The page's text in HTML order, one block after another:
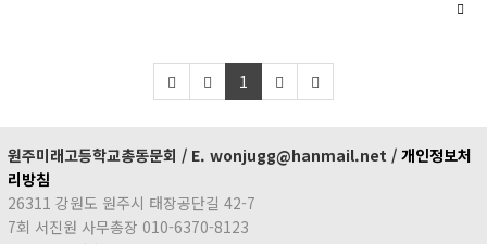
1
원주미래고등학교총동문회 / E. wonjugg@hanmail.net / 개인정보처
리방침
26311 강원도 원주시 태장공단길 42-7
7회 서진원 사무총장 010-6370-8123